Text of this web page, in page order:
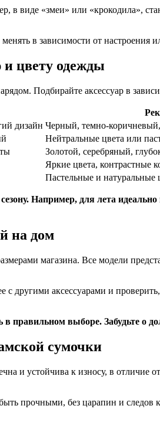
в виде «змеи» или «крокодила»,
в зависимости от настроения
и цвету одежды
Подбирайте аксессуар в
дизайн Черный, темно-
Нейтральные цвета или
Золотой, серебряный,
Яркие цвета, контрастные
Пастельные и натуральные
Например, для лета
на дом
магазина. Все модели
с другими аксессуарами и
правильном выборе. Забудьте о
сумочки
и устойчива к износу, в отличие
прочными, без царапин и